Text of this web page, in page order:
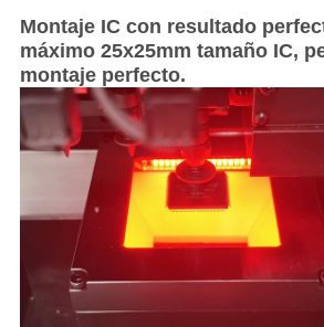
Montaje IC con resultado
máximo 25x25mm tamaño IC,
montaje perfecto.